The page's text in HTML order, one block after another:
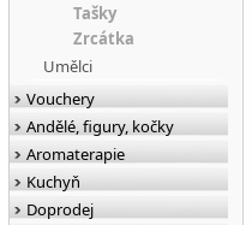
Tašky
Zrcátka
Umělci
Vouchery
Andělé, figury, kočky
Aromaterapie
Kuchyň
Doprodej